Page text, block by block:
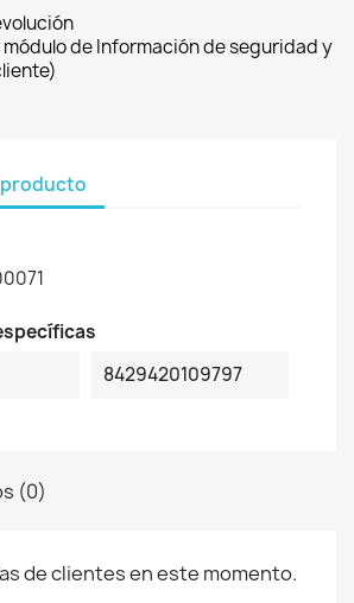
de Información de seguridad y
producto
8429420109797
(0)
de clientes en este momento.